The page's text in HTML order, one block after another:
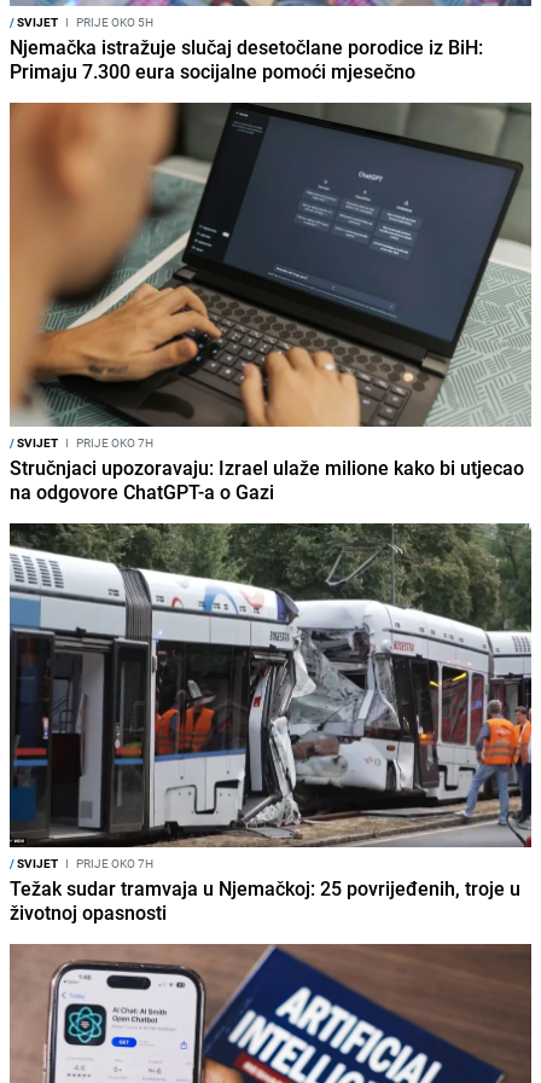
/SVIJET I PRIJE OKO 5H
Njemačka istražuje slučaj desetočlane porodice iz BiH:
Primaju 7.300 eura socijalne pomoći mjesečno
/SVIJET I PRIJE OKO 7H
Stručnjaci upozoravaju: Izrael ulaže milione kako bi utjecao
na odgovore ChatGPT-a o Gazi
/SVIJET I PRIJE OKO 7H
Težak sudar tramvaja u Njemačkoj: 25 povrijeđenih, troje u
životnoj opasnosti